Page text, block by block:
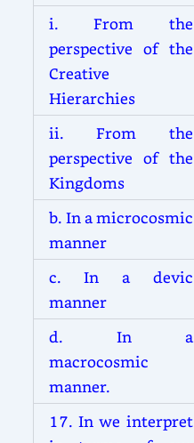
i. From the
perspective of the
Creative
Hierarchies
ii. From the
perspective of the
Kingdoms
b. In a microcosmic
manner
c. In a devic
manner
d. In a
macrocosmic
manner.
17. In we interpret